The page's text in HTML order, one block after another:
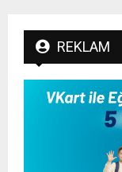
REKLAM